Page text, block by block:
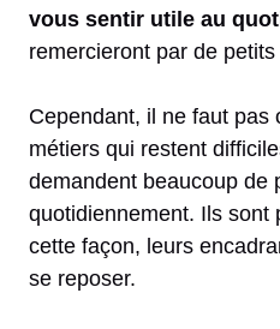
vous sentir utile au
remercieront par de
Cependant, il ne faut pas
métiers qui restent
demandent beaucoup de
quotidiennement. Ils sont
cette façon, leurs
se reposer.